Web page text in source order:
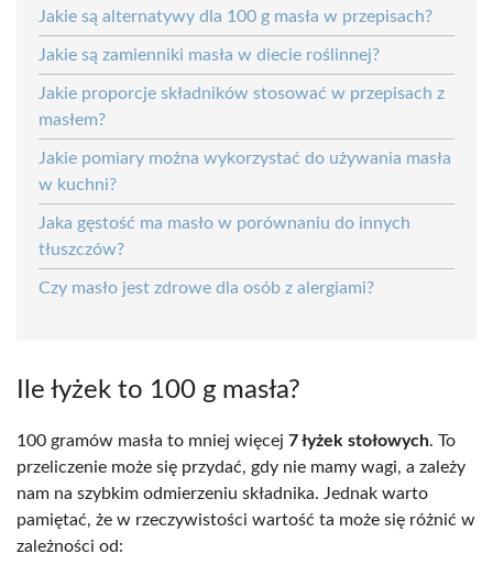
Jakie są alternatywy dla 100 g masła w przepisach?
Jakie są zamienniki masła w diecie roślinnej?
Jakie proporcje składników stosować w przepisach z
masłem?
Jakie pomiary można wykorzystać do używania masła
w kuchni?
Jaka gęstość ma masło w porównaniu do innych
tłuszczów?
Czy masło jest zdrowe dla osób z alergiami?
Ile łyżek to 100 g masła?
100 gramów masła to mniej więcej 7 łyżek stołowych. To
przeliczenie może się przydać, gdy nie mamy wagi, a zależy
nam na szybkim odmierzeniu składnika. Jednak warto
pamiętać, że w rzeczywistości wartość ta może się różnić w
zależności od: